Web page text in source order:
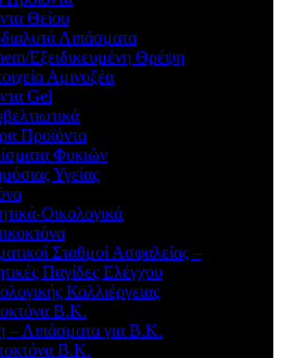
Θείου
Λιπάσματα
Εξειδικευμένη Θρέψη
Αμινοξέα
Gel
Προϊόντα
Φυκιών
Υγείας
Οικολογικά
Σταθμοί Ασφαλείας –
Παγίδες Ελέγχου
Καλλιέργειας
Β.Κ.
– Λιπάσματα για Β.Κ.
Β.Κ.